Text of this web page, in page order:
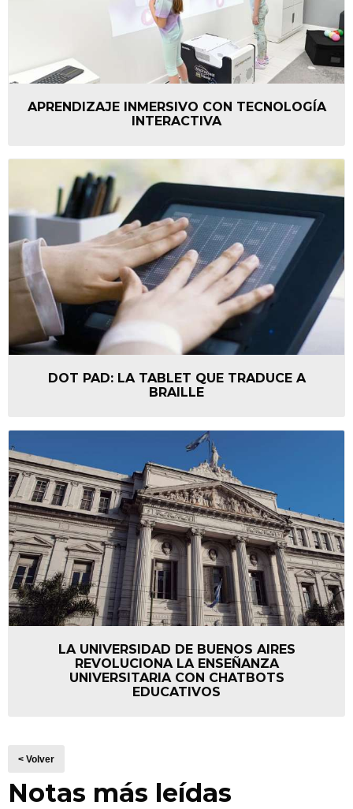
APRENDIZAJE INMERSIVO CON TECNOLOGÍA
INTERACTIVA
DOT PAD: LA TABLET QUE TRADUCE A
BRAILLE
LA UNIVERSIDAD DE BUENOS AIRES
REVOLUCIONA LA ENSEÑANZA
UNIVERSITARIA CON CHATBOTS
EDUCATIVOS
< Volver
Notas más leídas